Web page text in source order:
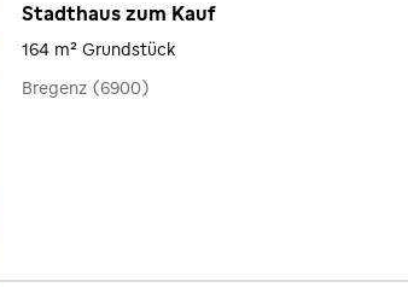
Stadthaus zum Kauf
164 m² Grundstück
Bregenz (6900)